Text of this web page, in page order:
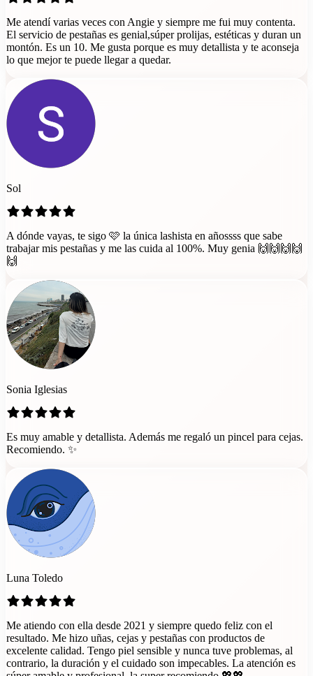
Me atendí varias veces con Angie y siempre me fui muy contenta.
El servicio de pestañas es genial,súper prolijas, estéticas y duran un
montón. Es un 10. Me gusta porque es muy detallista y te aconseja
lo que mejor te puede llegar a quedar.
Sol
A dónde vayas, te sigo 🩷 la única lashista en añossss que sabe
trabajar mis pestañas y me las cuida al 100%. Muy genia 🙌🙌🙌🙌
🙌
Sonia Iglesias
Es muy amable y detallista. Además me regaló un pincel para cejas.
Recomiendo. ✨
Luna Toledo
Me atiendo con ella desde 2021 y siempre quedo feliz con el
resultado. Me hizo uñas, cejas y pestañas con productos de
excelente calidad. Tengo piel sensible y nunca tuve problemas, al
contrario, la duración y el cuidado son impecables. La atención es